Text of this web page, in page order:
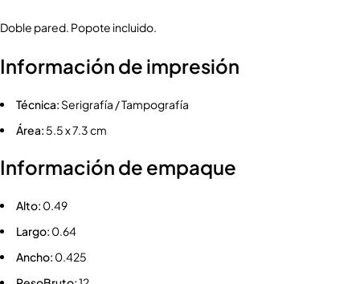
Doble pared. Popote incluido.
Información de impresión
Técnica: Serigrafía / Tampografía
Área: 5.5 x 7.3 cm
Información de empaque
Alto: 0.49
Largo: 0.64
Ancho: 0.425